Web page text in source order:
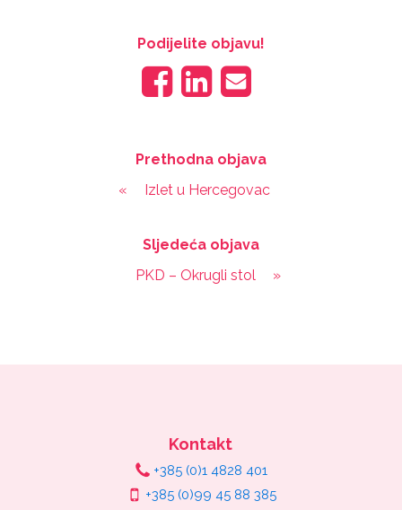
Podijelite objavu!
Prethodna objava
«
Izlet u Hercegovac
Sljedeća objava
PKD – Okrugli stol
»
Kontakt
+385 (0)1 4828 401
+385 (0)99 45 88 385